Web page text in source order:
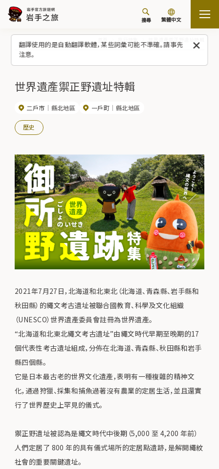
翻譯使用的是自動翻譯軟體，某些詞彙可能不準確。請事先
注意。
搜尋 繁體中文
世界遺產禦正野遺址特輯
二戶市 縣北地區 一戶町 縣北地區
歷史
2021年7月27日，北海道和北東北（北海道、青森縣、岩手縣和
秋田縣）的繩文考古遺址被聯合國教育、科學及文化組織
（UNESCO）世界遺產委員會註冊為世界遺產。
“北海道和北東北繩文考古遺址”由繩文時代早期至晚期的17
個代表性考古遺址組成，分佈在北海道、青森縣、秋田縣和岩手
縣四個縣。
它是日本最古老的世界文化遺產，表明有一種複雜的精神文
化，通過狩獵、採集和捕魚過著沒有農業的定居生活，並且還實
行了世界歷史上罕見的儀式。
禦正野遺址被認為是繩文時代中後期（5,000 至 4,200 年前）
人們定居了 800 年的具有儀式場所的定居點遺跡，是解開繩紋
社會的重要關鍵遺址。